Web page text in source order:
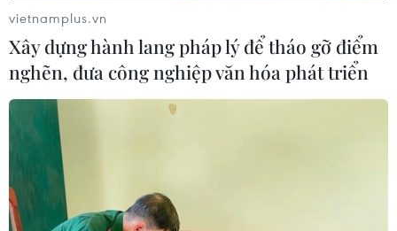
06/08/2026 04:45
Từ mở rộng số lượng đến nâng cao
chất lượng doanh nghiệp tư nhân ở
Tây Ninh
06/08/2026 04:23
Alphabet cải tổ hàng ngũ lãnh đạo
vietnamplus.vn
Xây dựng hành lang pháp lý để tháo gỡ điểm
nghẽn, đưa công nghiệp văn hóa phát triển